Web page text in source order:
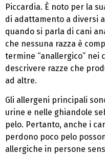
Piccardia. È noto per la
di adattamento a diversi
quando si parla di cani
che nessuna razza è
termine “anallergico” nei
descrivere razze che
ad altre.
Gli allergeni principali
urine e nelle ghiandole
pelo. Pertanto, anche i
perdono poco pelo
allergiche in persone